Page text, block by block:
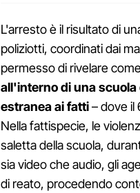
L'arresto è il risultato di
poliziotti, coordinati dai
permesso di rivelare
all'interno di una scuola
estranea ai fatti– dove il
Nella fattispecie, le
saletta della scuola,
sia video che audio, gli
di reato, procedendo